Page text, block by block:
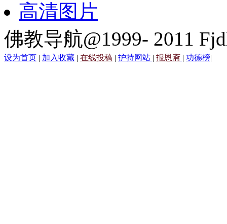
高清图片
佛教导航@1999- 2011
设为首页 | 加入收藏 | 在线投稿 | 护持网站 | 报恩斋 | 功德榜|